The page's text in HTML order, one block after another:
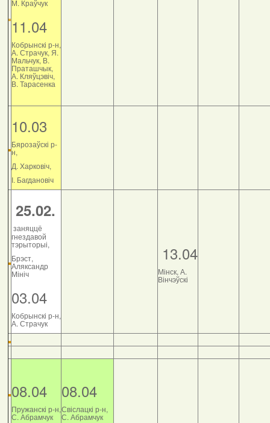
М. Краўчук
11.04
Кобрынскі р-н,
А. Страчук, Я.
Мальчук, В.
Праташчык,
А. Кляўцэвіч,
В. Тарасенка
10.03
Бярозаўскі р-
н,
Д. Харковіч,
І. Багдановіч
25.02.
заняццё
гнездавой
тэрыторыі,
Брэст,
Аляксандр
Мініч
03.04
Кобрынскі р-н,
А. Страчук
13.04
Мінск, А.
Вінчэўскі
08.04
Пружанскі р-н,
С. Абрамчук
08.04
Свіслацкі р-н,
С. Абрамчук